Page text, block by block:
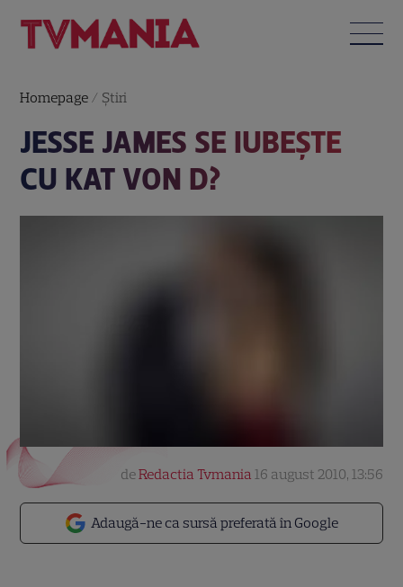
Homepage / Știri
JESSE JAMES SE IUBEŞTE
CU KAT VON D?
Adaugă-ne ca sursă preferată în Google
deRedactia Tvmania 16 august 2010, 13:56